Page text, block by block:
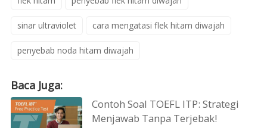
sinar ultraviolet cara mengatasi flek hitam diwajah
penyebab noda hitam diwajah
Baca Juga:
Contoh Soal TOEFL ITP: Strategi
Menjawab Tanpa Terjebak!